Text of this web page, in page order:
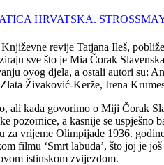
revije Tatjana Ileš,
sve što je Mia Čorak
ovog djela, a ostali autori su:
Živaković-Kerže, Irena
ali kada govorimo o Miji Čorak
pozornice, a kasnije se uspješno
za vrijeme Olimpijade 1936.
filmu ‘Smrt labuda’, što joj je
istinskom zvijezdom.